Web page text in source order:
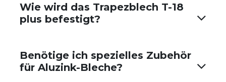
Wie wird das Trapezblech T-18
plus befestigt?
Benötige ich spezielles Zubehör